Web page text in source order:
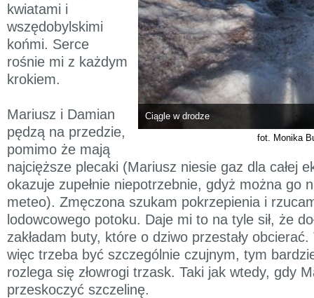
Ciągle w drodze
fot. Monika
kwiatami i
wszędobylskimi
końmi. Serce
rośnie mi z każdym
krokiem.
Mariusz i Damian
pędzą na przedzie,
pomimo że mają
najcięższe plecaki (Mariusz niesie gaz dla całej
okazuje zupełnie niepotrzebnie, gdyż można go
meteo). Zmęczona szukam pokrzepienia i
lodowcowego potoku. Daje mi to na tyle sił, że
zakładam buty, które o dziwo przestały
więc trzeba być szczególnie czujnym, tym
rozlega się złowrogi trzask. Taki jak wtedy, gdy
przeskoczyć szczelinę.